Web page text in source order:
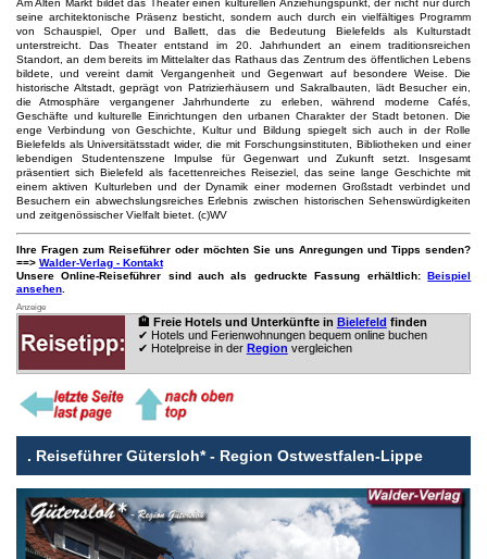
Am Alten Markt bildet das Theater einen kulturellen Anziehungspunkt, der nicht nur durch
seine architektonische Präsenz besticht, sondern auch durch ein vielfältiges Programm
von Schauspiel, Oper und Ballett, das die Bedeutung Bielefelds als Kulturstadt
unterstreicht. Das Theater entstand im 20. Jahrhundert an einem traditionsreichen
Standort, an dem bereits im Mittelalter das Rathaus das Zentrum des öffentlichen Lebens
bildete, und vereint damit Vergangenheit und Gegenwart auf besondere Weise. Die
historische Altstadt, geprägt von Patrizierhäusern und Sakralbauten, lädt Besucher ein,
die Atmosphäre vergangener Jahrhunderte zu erleben, während moderne Cafés,
Geschäfte und kulturelle Einrichtungen den urbanen Charakter der Stadt betonen. Die
enge Verbindung von Geschichte, Kultur und Bildung spiegelt sich auch in der Rolle
Bielefelds als Universitätsstadt wider, die mit Forschungsinstituten, Bibliotheken und einer
lebendigen Studentenszene Impulse für Gegenwart und Zukunft setzt. Insgesamt
präsentiert sich Bielefeld als facettenreiches Reiseziel, das seine lange Geschichte mit
einem aktiven Kulturleben und der Dynamik einer modernen Großstadt verbindet und
Besuchern ein abwechslungsreiches Erlebnis zwischen historischen Sehenswürdigkeiten
und zeitgenössischer Vielfalt bietet. (c)WV
Ihre Fragen zum Reiseführer oder möchten Sie uns Anregungen und Tipps senden?
==> Walder-Verlag - Kontakt
Unsere Online-Reiseführer sind auch als gedruckte Fassung erhältlich:
Beispiel
ansehen.
Anzeige
🏨 Freie Hotels und Unterkünfte in Bielefeld finden
✔ Hotels und Ferienwohnungen bequem online buchen
✔ Hotelpreise in der Region vergleichen
. Reiseführer Gütersloh* - Region Ostwestfalen-Lippe